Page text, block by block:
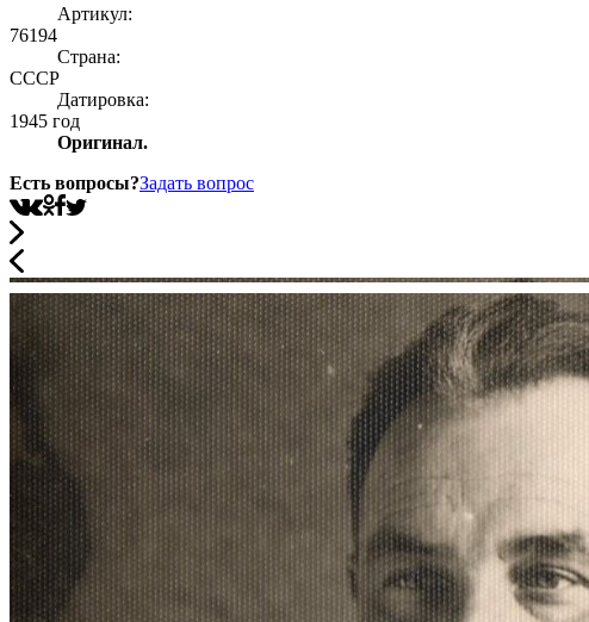
Артикул:
76194
Страна:
СССР
Датировка:
1945 год
Оригинал.
Есть вопросы?Задать вопрос